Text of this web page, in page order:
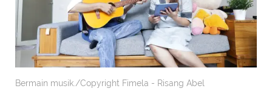
Bermain musik./Copyright Fimela - Risang Abel